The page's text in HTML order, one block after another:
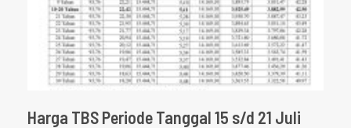
Harga TBS Periode Tanggal 15 s/d 21 Juli